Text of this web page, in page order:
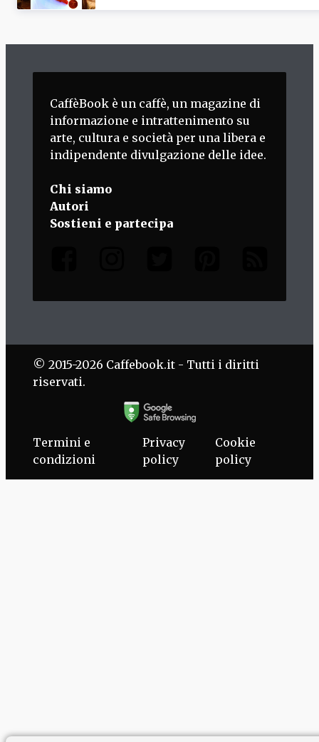
CaffèBook è un caffè, un magazine di
informazione e intrattenimento su
arte, cultura e società per una libera e
indipendente divulgazione delle idee.
Chi siamo
Autori
Sostieni e partecipa
© 2015-2026 Caffebook.it - Tutti i diritti
riservati.
Termini e
condizioni
Privacy
policy
Cookie
policy